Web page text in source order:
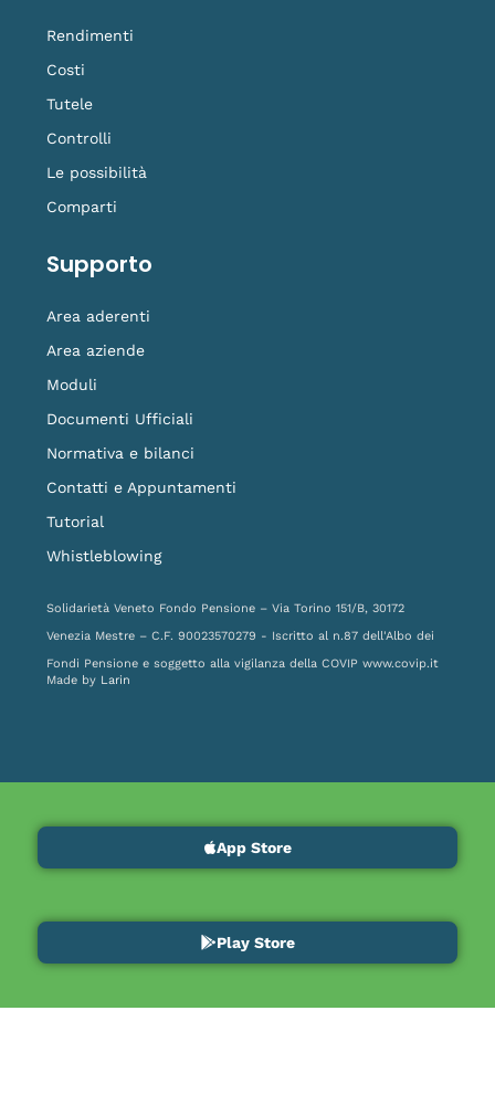
Rendimenti
Costi
Tutele
Controlli
Le possibilità
Comparti
Supporto
Area aderenti
Area aziende
Moduli
Documenti Ufficiali
Normativa e bilanci
Contatti e Appuntamenti
Tutorial
Whistleblowing
Solidarietà Veneto Fondo Pensione – Via Torino 151/B, 30172
Venezia Mestre – C.F. 90023570279 - Iscritto al n.87 dell'Albo dei
Fondi Pensione e soggetto alla vigilanza della COVIP www.covip.it
Made by Larin
App Store
Play Store